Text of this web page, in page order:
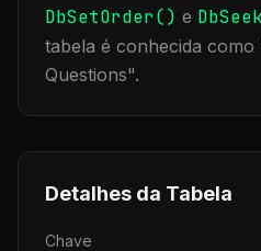
DbSetOrder() e
tabela é conhecida como
Questions".
Detalhes da Tabela
Chave